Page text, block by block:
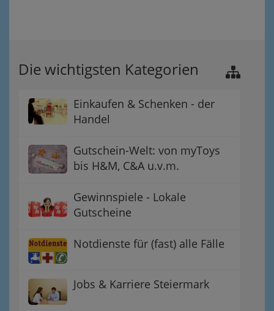
Die wichtigsten Kategorien
Einkaufen & Schenken - der
Handel
Gutschein-Welt: von myToys
bis H&M, C&A u.v.m.
Gewinnspiele - Lokale
Gutscheine
Notdienste für (fast) alle Fälle
Jobs & Karriere Steiermark